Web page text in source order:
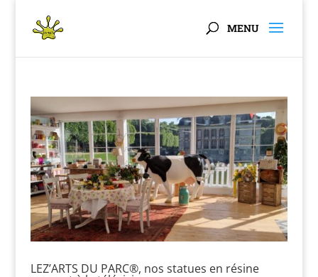
LEZ’ARTS DU PARC®, nos statues en résine